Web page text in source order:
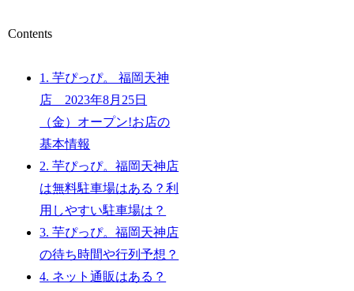
Contents
1. 芋ぴっぴ。 福岡天神
店 2023年8月25日
（金）オープン!お店の
基本情報
2. 芋ぴっぴ。福岡天神店
は無料駐車場はある？利
用しやすい駐車場は？
3. 芋ぴっぴ。福岡天神店
の待ち時間や行列予想？
4. ネット通販はある？